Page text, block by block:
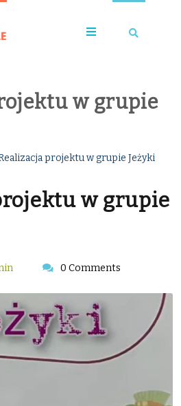
w grupie
projektu w grupie Jeżyki
w grupie
0 Comments